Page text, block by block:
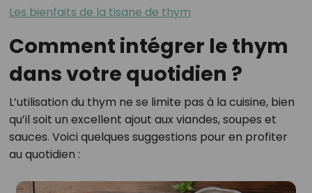
Les bienfaits de la tisane de thym
Comment intégrer le thym
dans votre quotidien ?
L’utilisation du thym ne se limite pas à la cuisine, bien
qu’il soit un excellent ajout aux viandes, soupes et
sauces. Voici quelques suggestions pour en profiter
au quotidien :